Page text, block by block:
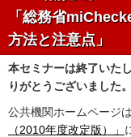
「総務省
方法と注意点」
本セミナーは終了いた
りがとうございました。
公共機関ホームページ
（2010年度改定版）」